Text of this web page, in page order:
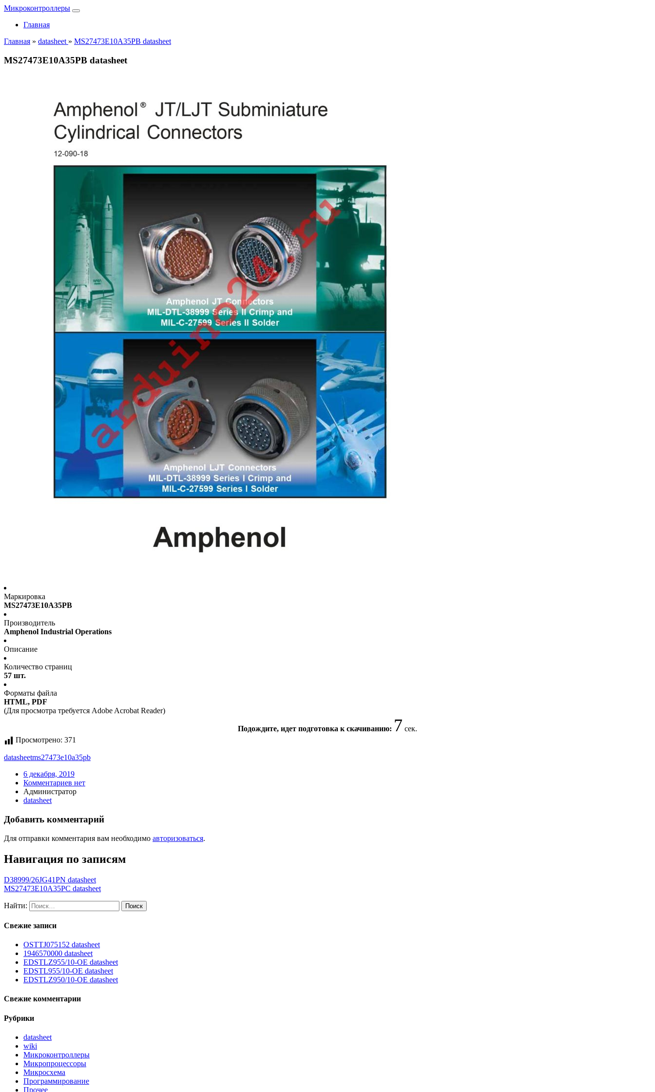
Микроконтроллеры
Главная
Главная » datasheet » MS27473E10A35PB datasheet
MS27473E10A35PB datasheet
Маркировка
MS27473E10A35PB
Производитель
Amphenol Industrial Operations
Описание
Количество страниц
57 шт.
Форматы файла
HTML, PDF
(Для просмотра требуется Adobe Acrobat Reader)
Подождите, идет подготовка к скачиванию: 7 сек.
Просмотрено: 371
datasheetms27473e10a35pb
6 декабря, 2019
Комментариев нет
Администратор
datasheet
Добавить комментарий
Для отправки комментария вам необходимо авторизоваться.
Навигация по записям
D38999/26JG41PN datasheet
MS27473E10A35PC datasheet
Найти:
Свежие записи
OSTTJ075152 datasheet
1946570000 datasheet
EDSTLZ955/10-OE datasheet
EDSTL955/10-OE datasheet
EDSTLZ950/10-OE datasheet
Свежие комментарии
Рубрики
datasheet
wiki
Микроконтроллеры
Микропроцессоры
Микросхема
Программирование
Прочее